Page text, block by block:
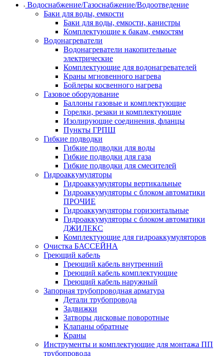
Водоснабжение/Газоснабжение/Водоотведение
Баки для воды, емкости
Баки для воды, емкости, канистры
Комплектующие к бакам, емкостям
Водонагреватели
Водонагреватели накопительные
электрические
Комплектующие для водонагревателей
Краны мгновенного нагрева
Бойлеры косвенного нагрева
Газовое оборудование
Баллоны газовые и комплектующие
Горелки, резаки и комплектующие
Изолирующие соединения, фланцы
Пункты ГРПШ
Гибкие подводки
Гибкие подводки для воды
Гибкие подводки для газа
Гибкие подводки для смесителей
Гидроаккумуляторы
Гидроаккумуляторы вертикальные
Гидроаккумуляторы с блоком автоматики
ПРОЧИЕ
Гидроаккумуляторы горизонтальные
Гидроаккумуляторы с блоком автоматики
ДЖИЛЕКС
Комплектующие для гидроаккумуляторов
Очистка БАССЕЙНА
Греющий кабель
Греющий кабель внутренний
Греющий кабель комплектующие
Греющий кабель наружный
Запорная трубопроводная арматура
Детали трубопровода
Задвижки
Затворы дисковые поворотные
Клапаны обратные
Краны
Инструменты и комплектующие для монтажа ПП
трубопровода